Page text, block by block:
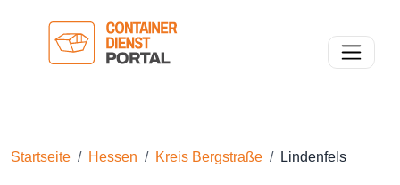
Toggle
Startseite Hessen Kreis Bergstraße Lindenfels